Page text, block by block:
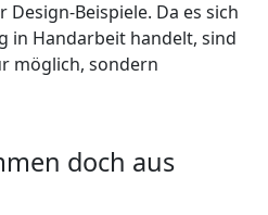
Beispiele. Da es sich
in Handarbeit handelt, sind
möglich, sondern
doch aus